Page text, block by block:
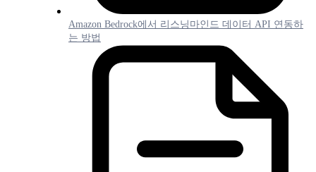
Amazon Bedrock에서 리스닝마인드 데이터 API 연동하
는 방법